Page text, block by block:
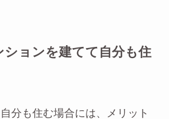
ションを建てて自分も住
分も住む場合には、メリット